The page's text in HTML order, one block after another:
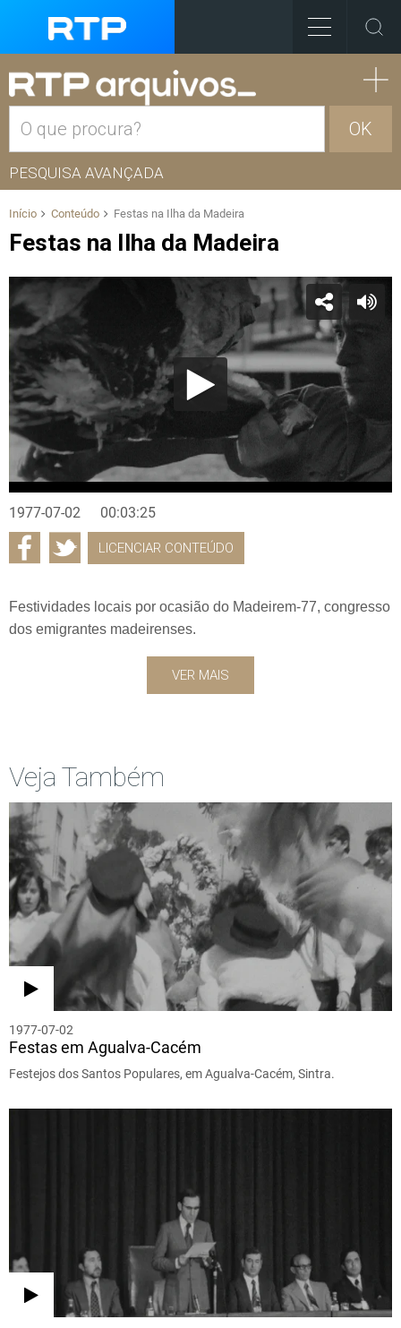
OK
PESQUISA AVANÇADA
Início Conteúdo Festas na Ilha da Madeira
Festas na Ilha da Madeira
1977-07-02 00:03:25
LICENCIAR CONTEÚDO
Festividades locais por ocasião do Madeirem-77, congresso
dos emigrantes madeirenses.
VER MAIS
Veja Também
1977-07-02
Festas em Agualva-Cacém
Festejos dos Santos Populares, em Agualva-Cacém, Sintra.